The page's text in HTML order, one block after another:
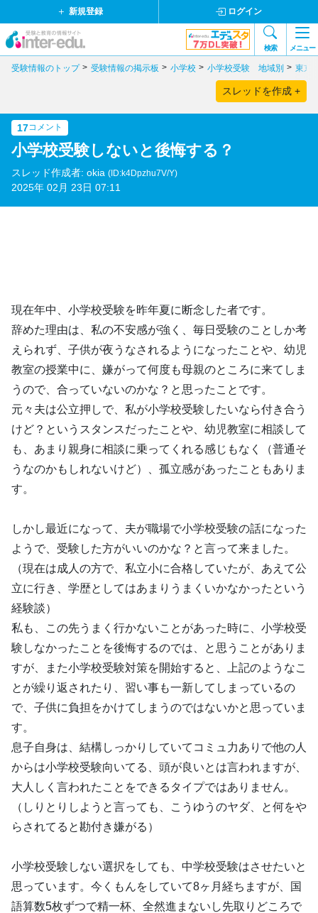
新規登録 ログイン
検索 メニュー
受験情報のトップ 受験情報の掲示板 小学校 小学校受験 地域別 東京
スレッドを作成 +
17コメント
小学校受験しないと後悔する？
スレッド作成者: okia (ID:k4Dpzhu7V/Y)
2025年 02月 23日 07:11
現在年中、小学校受験を昨年夏に断念した者です。
辞めた理由は、私の不安感が強く、毎日受験のことしか考
えられず、子供が夜うなされるようになったことや、幼児
教室の授業中に、嫌がって何度も母親のところに来てしま
うので、合っていないのかな？と思ったことです。
元々夫は公立押しで、私が小学校受験したいなら付き合う
けど？というスタンスだったことや、幼児教室に相談して
も、あまり親身に相談に乗ってくれる感じもなく（普通そ
うなのかもしれないけど）、孤立感があったこともありま
す。
しかし最近になって、夫が職場で小学校受験の話になった
ようで、受験した方がいいのかな？と言って来ました。
（現在は成人の方で、私立小に合格していたが、あえて公
立に行き、学歴としてはあまりうまくいかなかったという
経験談）
私も、この先うまく行かないことがあった時に、小学校受
験しなかったことを後悔するのでは、と思うことがありま
すが、また小学校受験対策を開始すると、上記のようなこ
とが繰り返されたり、習い事も一新してしまっているの
で、子供に負担をかけてしまうのではないかと思っていま
す。
息子自身は、結構しっかりしていてコミュ力ありで他の人
からは小学校受験向いてる、頭が良いとは言われますが、
大人しく言われたことをできるタイプではありません。
（しりとりしようと言っても、こうゆうのヤダ、と何をや
らされてると勘付き嫌がる）
小学校受験しない選択をしても、中学校受験はさせたいと
思っています。今くもんをしていて8ヶ月経ちますが、国
語算数5枚ずつで精一杯、全然進まないし先取りどころで